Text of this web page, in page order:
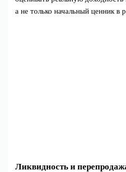
а не только начальный ценник в
Ликвидность и